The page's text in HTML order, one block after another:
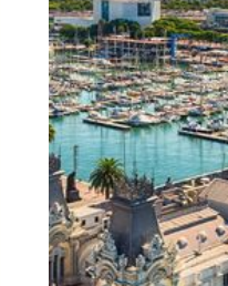
Distance
Audios